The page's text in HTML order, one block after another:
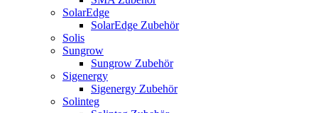
SolarEdge
SolarEdge Zubehör
Solis
Sungrow
Sungrow Zubehör
Sigenergy
Sigenergy Zubehör
Solinteg